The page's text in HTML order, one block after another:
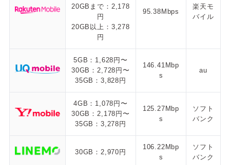
20GBまで：2,178
円
20GB以上：3,278
円
95.38Mbps
楽天モ
バイル
5GB：1,628円〜
30GB：2,728円〜
35GB：3,828円
146.41Mbp
s
au
4GB：1,078円〜
30GB：2,178円〜
35GB：3,278円
125.27Mbp
s
ソフト
バンク
30GB：2,970円
106.22Mbp
s
ソフト
バンク